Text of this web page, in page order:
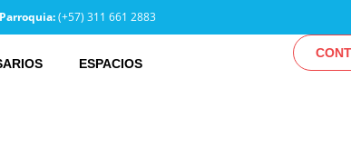
(+57) 311 661 2883
ESPACIOS